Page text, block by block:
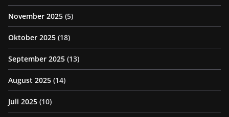
November 2025 (5)
Oktober 2025 (18)
September 2025 (13)
August 2025 (14)
Juli 2025 (10)